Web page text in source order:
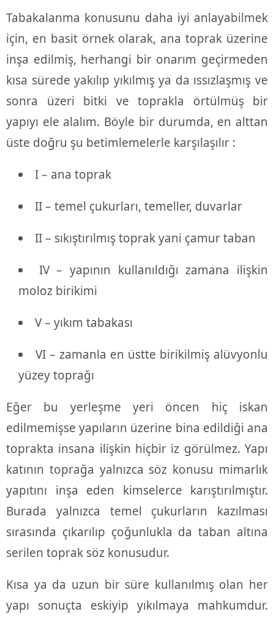
Tabakalanma konusunu daha iyi anlayabilmek
için, en basit örnek olarak, ana toprak üzerine
inşa edilmiş, herhangi bir onarım geçirmeden
kısa sürede yakılıp yıkılmış ya da ıssızlaşmış ve
sonra üzeri bitki ve toprakla örtülmüş bir
yapıyı ele alalım. Böyle bir durumda, en alttan
üste doğru şu betimlemelerle karşılaşılır :
I – ana toprak
II – temel çukurları, temeller, duvarlar
II – sıkıştırılmış toprak yani çamur taban
IV – yapının kullanıldığı zamana ilişkin
moloz birikimi
V – yıkım tabakası
VI – zamanla en üstte birikilmiş alüvyonlu
yüzey toprağı
Eğer bu yerleşme yeri öncen hiç iskan
edilmemişse yapıların üzerine bina edildiği ana
toprakta insana ilişkin hiçbir iz görülmez. Yapı
katının toprağa yalnızca söz konusu mimarlık
yapıtını inşa eden kimselerce karıştırılmıştır.
Burada yalnızca temel çukurların kazılması
sırasında çıkarılıp çoğunlukla da taban altına
serilen toprak söz konusudur.
Kısa ya da uzun bir süre kullanılmış olan her
yapı sonuçta eskiyip yıkılmaya mahkumdur.